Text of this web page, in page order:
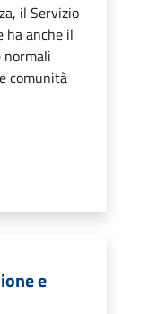
il Servizio
ha anche il
comunità
e